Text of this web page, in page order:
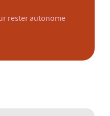
rester autonome